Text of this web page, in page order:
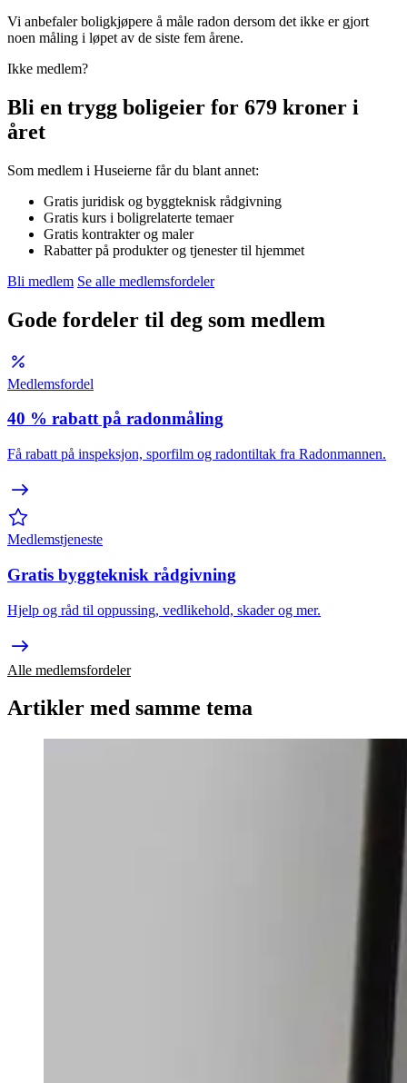
Vi anbefaler boligkjøpere å måle radon dersom det ikke er gjort
noen måling i løpet av de siste fem årene.
Ikke medlem?
Bli en trygg boligeier for 679 kroner i
året
Som medlem i Huseierne får du blant annet:
Gratis juridisk og byggteknisk rådgivning
Gratis kurs i boligrelaterte temaer
Gratis kontrakter og maler
Rabatter på produkter og tjenester til hjemmet
Bli medlem Se alle medlemsfordeler
Gode fordeler til deg som medlem
Medlemsfordel
40 % rabatt på radonmåling
Få rabatt på inspeksjon, sporfilm og radontiltak fra Radonmannen.
Medlemstjeneste
Gratis byggteknisk rådgivning
Hjelp og råd til oppussing, vedlikehold, skader og mer.
Alle medlemsfordeler
Artikler med samme tema